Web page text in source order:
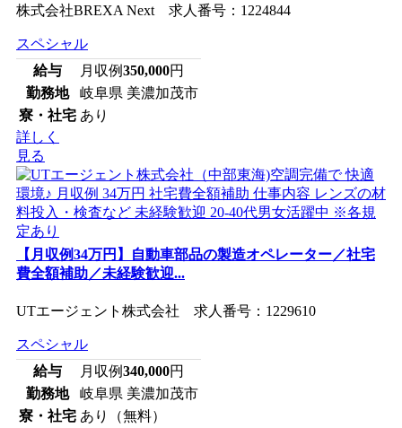
株式会社BREXA Next 求人番号：1224844
スペシャル
給与
月収例350,000円
勤務地
岐阜県 美濃加茂市
寮・社宅 あり
詳しく
見る
【月収例34万円】自動車部品の製造オペレーター／社宅
費全額補助／未経験歓迎...
UTエージェント株式会社 求人番号：1229610
スペシャル
給与
月収例340,000円
勤務地
岐阜県 美濃加茂市
寮・社宅 あり（無料）